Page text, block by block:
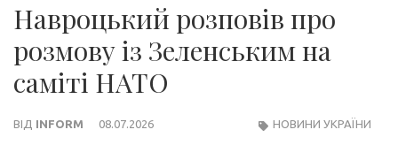
Навроцький розповів про
розмову із Зеленським на
саміті НАТО
ВІД INFORM 08.07.2026 НОВИНИ УКРАЇНИ